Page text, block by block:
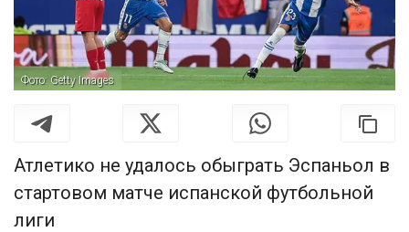
Фото: Getty Images
Атлетико не удалось обыграть Эспаньол в
стартовом матче испанской футбольной
лиги